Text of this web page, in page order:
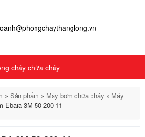
cháy chữa cháy
» Sản phẩm » Máy bơm chữa cháy » Máy
Ebara 3M 50-200-11